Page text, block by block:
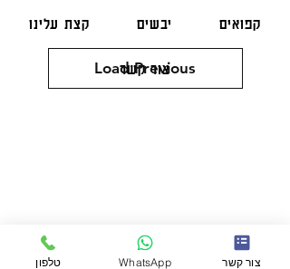
קפואים יבשים קצת עלינו
צור קשר
Load Previous
הזמנות בווצאפ:
050-47-57-365
051-296-2006
טלפון WhatsApp צור קשר